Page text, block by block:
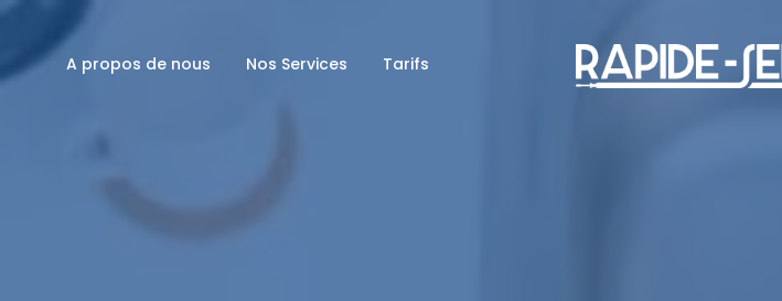
A propos de nous Nos Services Tarifs